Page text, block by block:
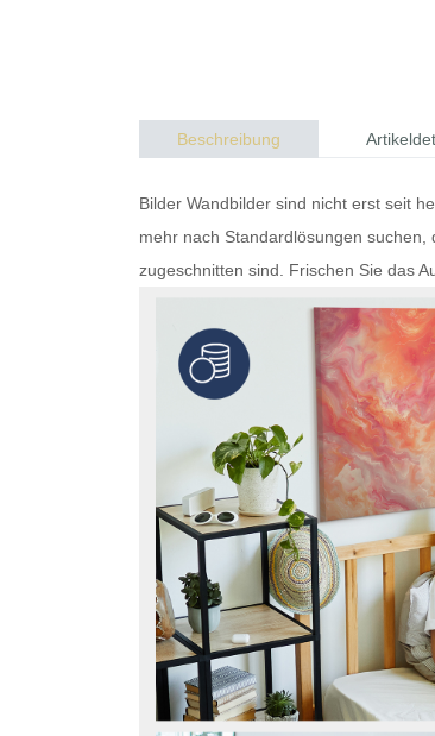
Beschreibung
Bilder Wandbilder sind nicht erst seit
mehr nach Standardlösungen
zugeschnitten sind. Frischen Sie das